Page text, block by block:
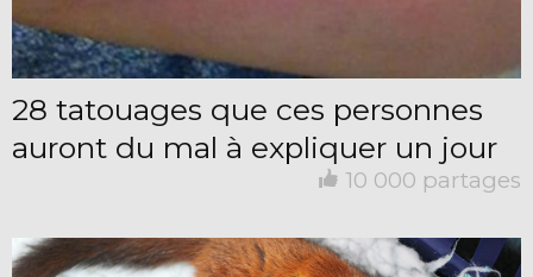
28 tatouages que ces personnes
auront du mal à expliquer un jour
10 000 partages